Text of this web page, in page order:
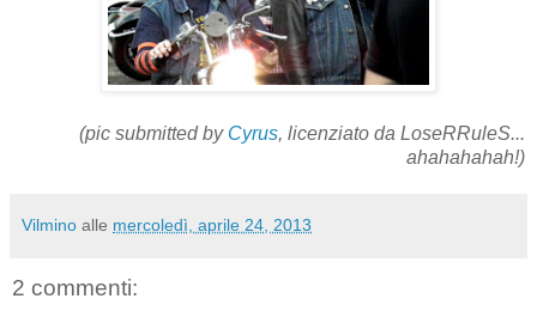
(pic submitted by Cyrus, licenziato da LoseRRuleS...
ahahahahah!)
Vilmino alle mercoledì, aprile 24, 2013
2 commenti: